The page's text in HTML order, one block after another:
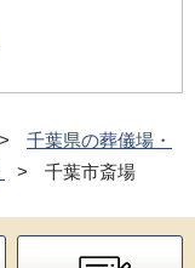
千葉県の葬儀場・
千葉市斎場